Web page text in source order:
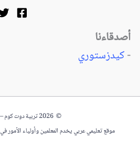
أصدقاءنا
-كيدزستوري
© 2026 تربية دوت كوم – جميع الحقوق محفوظة.
موقع تعليمي عربي يخدم المعلمين وأولياء الأمور